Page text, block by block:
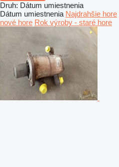
Druh: Dátum umiestnenia
Dátum umiestnenia Najdrahšie hore
nové hore Rok výroby - staré hore